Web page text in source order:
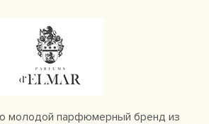
молодой парфюмерный бренд из